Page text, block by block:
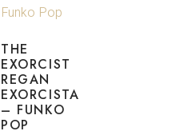
THE
EXORCIST
REGAN
EXORCISTA
– FUNKO
POP